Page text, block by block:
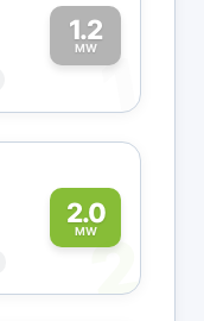
1.2
MW1
2.0
MW2